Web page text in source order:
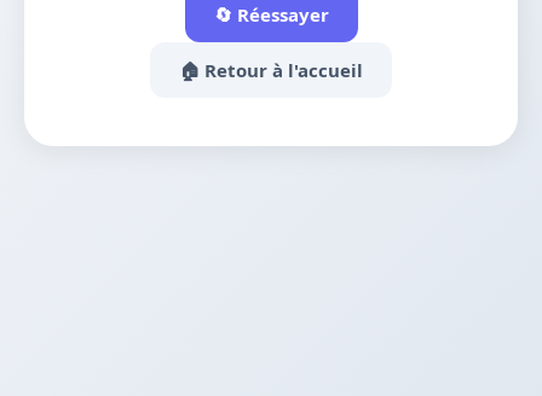
🔄 Réessayer
🏠 Retour à l'accueil